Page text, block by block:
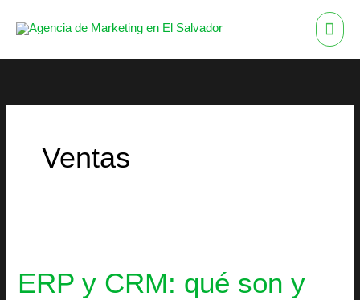
Ventas
ERP y CRM: qué son y
CRM:
qué